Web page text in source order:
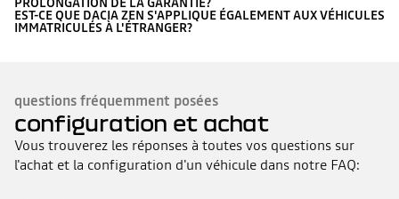
EST-CE QUE DACIA ZEN S'APPLIQUE ÉGALEMENT AUX VÉHICULES
IMMATRICULÉS À L'ÉTRANGER?
questions fréquemment posées
configuration et achat
Vous trouverez les réponses à toutes vos questions sur
l'achat et la configuration d'un véhicule dans notre FAQ: